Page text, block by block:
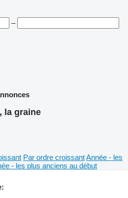
–
la graine
Par ordre croissantAnnée - les
- les plus anciens au début